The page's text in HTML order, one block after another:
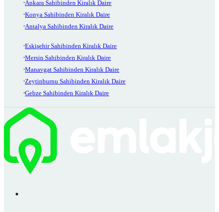
Ankara Sahibinden Kiralık Daire
Konya Sahibinden Kiralık Daire
Antalya Sahibinden Kiralık Daire
Eskişehir Sahibinden Kiralık Daire
Mersin Sahibinden Kiralık Daire
Manavgat Sahibinden Kiralık Daire
Zeytinburnu Sahibinden Kiralık Daire
Gebze Sahibinden Kiralık Daire